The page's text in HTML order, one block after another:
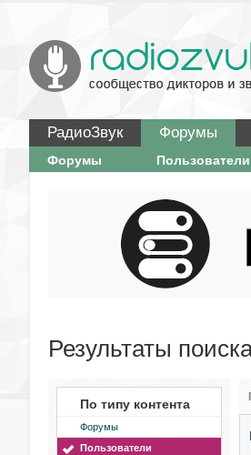
РадиоЗвук Форумы
Форумы Пользователи
Результаты
По типу контента
Форумы
Пользователи